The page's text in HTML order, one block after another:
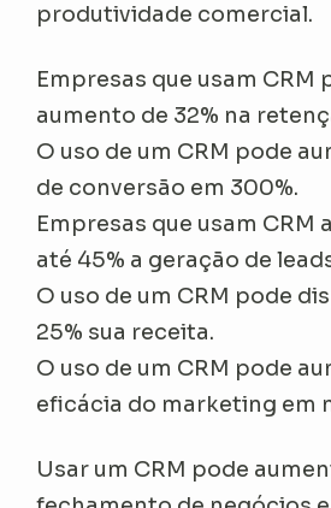
produtividade comercial.
Empresas que usam CRM
aumento de 32% na
O uso de um CRM pode
de conversão em 300%.
Empresas que usam CRM
até 45% a geração de
O uso de um CRM pode
25% sua receita.
O uso de um CRM pode
eficácia do marketing em
Usar um CRM pode